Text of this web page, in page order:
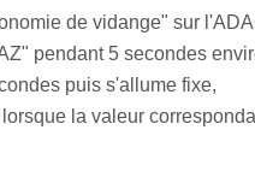
de vidange" sur
pendant 5 secondes
puis s'allume fixe,
la valeur